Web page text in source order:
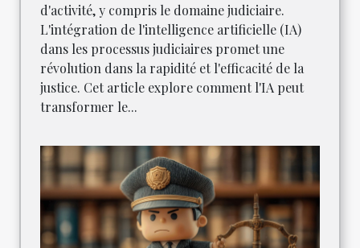
d'activité, y compris le domaine judiciaire.
L'intégration de l'intelligence artificielle (IA)
dans les processus judiciaires promet une
révolution dans la rapidité et l'efficacité de la
justice. Cet article explore comment l'IA peut
transformer le...